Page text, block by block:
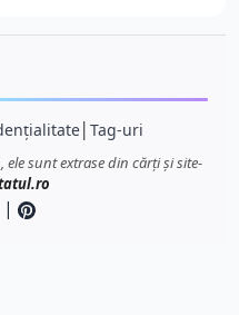
│ Tag-uri
ele sunt extrase din cărți și site-
|